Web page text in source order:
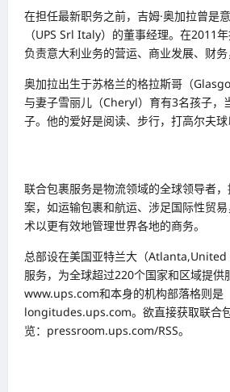
在担任最新职务之前，吉姆·奥加拉曾是
（UPS Srl Italy）的董事经理。在2011
负责意大利业务的营运、商业发展、财务
奥加拉出生于苏格兰的格拉斯哥（
与妻子雪丽儿（Cheryl）育有3名孩子，
子。他的爱好是阅读、步行，打高尔夫球
联合包裹服务是物流领域的全球领导者
案，如运输包裹和航运、涉足国际性贸
术以更有效地管理世界各地的商务。
总部设在美国亚特兰大（Atlanta,United
服务，为全球超过220个国家和区域提供
www.ups.com和本身的机构部落格则是
longitudes.ups.com。欲直接获取联合
览：pressroom.ups.com/RSS。